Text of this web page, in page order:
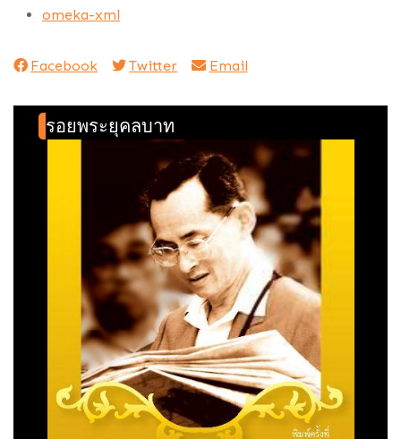
omeka-xml
Facebook Twitter Email
รอยพระยุคลบาท